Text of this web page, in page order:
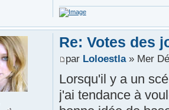
Re: Votes des
par Loloestla» Mer
Lorsqu'il y a un
j'ai tendance à